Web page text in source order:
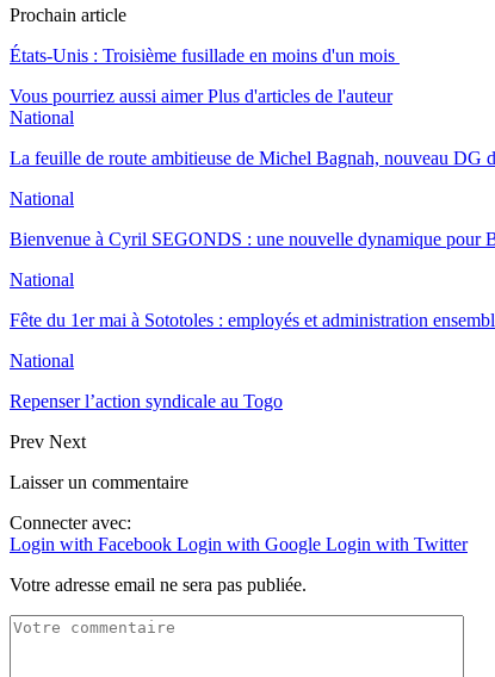
Prochain article
États-Unis : Troisième fusillade en moins d'un mois
Vous pourriez aussi aimer Plus d'articles de l'auteur
National
La feuille de route ambitieuse de Michel Bagnah, nouveau DG
National
Bienvenue à Cyril SEGONDS : une nouvelle dynamique pour
National
Fête du 1er mai à Sototoles : employés et administration
National
Repenser l’action syndicale au Togo
Prev Next
Laisser un commentaire
Connecter avec:
Login with Facebook Login with Google Login with Twitter
Votre adresse email ne sera pas publiée.